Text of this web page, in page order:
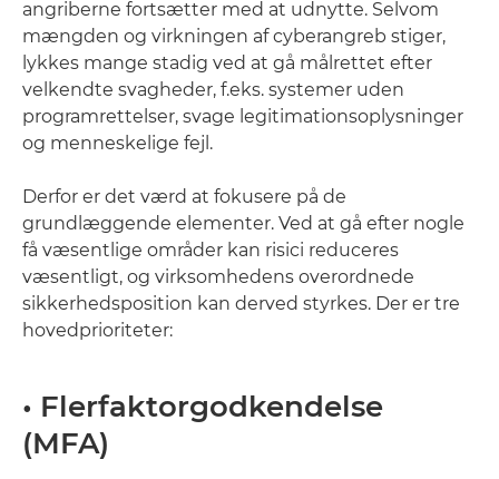
angriberne fortsætter med at udnytte. Selvom
mængden og virkningen af cyberangreb stiger,
lykkes mange stadig ved at gå målrettet efter
velkendte svagheder, f.eks. systemer uden
programrettelser, svage legitimationsoplysninger
og menneskelige fejl.
Derfor er det værd at fokusere på de
grundlæggende elementer. Ved at gå efter nogle
få væsentlige områder kan risici reduceres
væsentligt, og virksomhedens overordnede
sikkerhedsposition kan derved styrkes. Der er tre
hovedprioriteter:
• Flerfaktorgodkendelse
(MFA)